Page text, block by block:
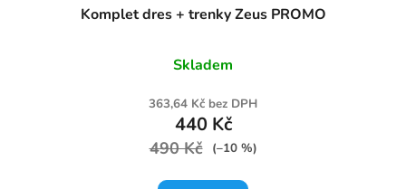
Komplet dres + trenky Zeus PROMO
Skladem
363,64 Kč bez DPH
440 Kč
490 Kč (–10 %)